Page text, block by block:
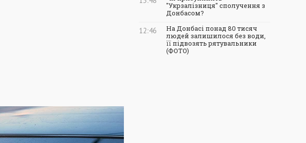
"Укрзалізниця" сполучення з
Донбасом?
12:46
На Донбасі понад 80 тисяч
людей залишилося без води,
її підвозять рятувальники
(ФОТО)